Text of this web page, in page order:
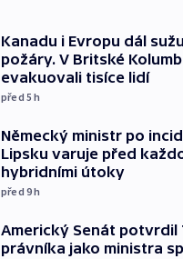
Kanadu i Evropu dál
požáry. V Britské
evakuovali tisíce lidí
před 5h
Německý ministr po
Lipsku varuje před
hybridními útoky
před 9h
Americký Senát potvrdil
právníka jako ministra